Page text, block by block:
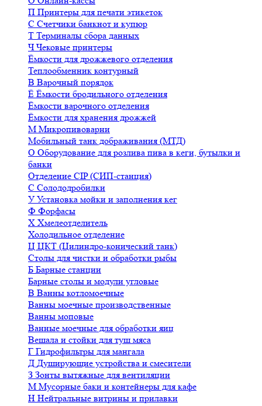
П Принтеры для печати этикеток
С Счетчики банкнот и купюр
Т Терминалы сбора данных
ЧЧековые принтеры
Ёмкости для дрожжевого отделения
Теплообменник контурный
В Варочный порядок
Ё Ёмкости бродильного отделения
Ёмкости варочного отделения
Ёмкости для хранения дрожжей
М Микропивоварни
Мобильный танк дображивания (МТД)
О Оборудование для розлива пива в кеги, бутылки и
банки
Отделение CIP (СИП-станция)
С Солододробилки
У Установка мойки и заполнения кег
Ф Форфасы
Х Хмелеотделитель
Холодильное отделение
Ц ЦКТ (Цилиндро-конический танк)
Столы для чистки и обработки рыбы
Б Барные станции
Барные столы и модули угловые
В Ванны котломоечные
Ванны моечные производственные
Ванны моповые
Ванные моечные для обработки яиц
Вешала и стойки для туш мяса
Г Гидрофильтры для мангала
Д Душирующие устройства и смесители
З Зонты вытяжные для вентиляции
М Мусорные баки и контейнеры для кафе
Н Нейтральные витрины и прилавки